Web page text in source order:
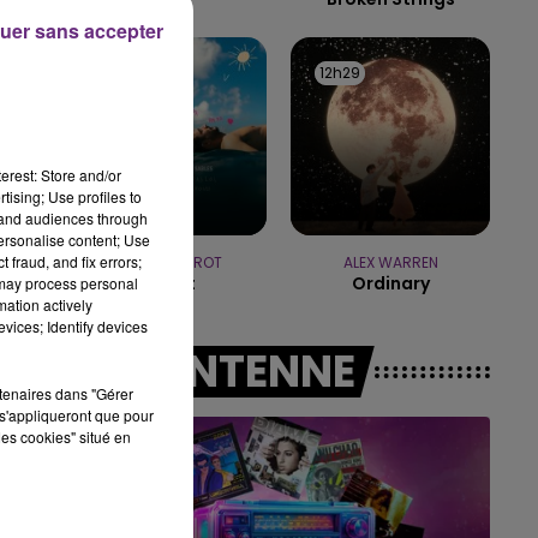
15h00 - 19h00
LE CLUB CHAMPAGNE FM
JEREMY FREROT
Frerot
12h29
12h29
ALEX WARREN
Ordinary
A L'ANTENNE
Store and/or
Use profiles to
audiences through
content; Use
fraud, and fix errors;
process personal
actively
Identify devices
dans "Gérer
que pour
cookies" situé en
sans accepter